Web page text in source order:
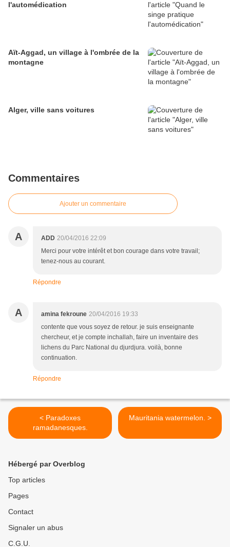
l'automédication
Aït-Aggad, un village à l'ombrée de la
montagne
Alger, ville sans voitures
Commentaires
Ajouter un commentaire
A ADD 20/04/2016 22:09
Merci pour votre intérêt et bon courage dans votre travail;
tenez-nous au courant.
Répondre
A amina fekroune 20/04/2016 19:33
contente que vous soyez de retour. je suis enseignante
chercheur, et je compte inchallah, faire un inventaire des
lichens du Parc National du djurdjura. voilà, bonne
continuation.
Répondre
< Paradoxes
ramadanesques.
Mauritania watermelon. >
Hébergé par Overblog
Top articles
Pages
Contact
Signaler un abus
C.G.U.